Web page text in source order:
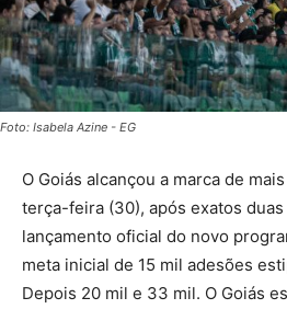
Foto: Isabela Azine - EG
O Goiás alcançou a marca de
terça-feira (30), após exatos duas
lançamento oficial do novo
meta inicial de 15 mil adesões
Depois 20 mil e 33 mil. O Goiás